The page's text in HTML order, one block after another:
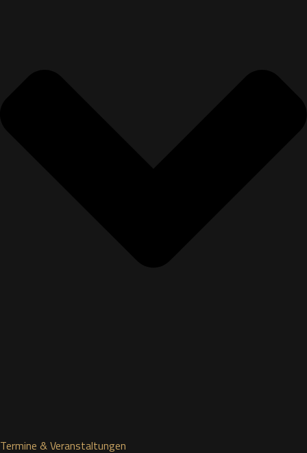
Termine & Veranstaltungen